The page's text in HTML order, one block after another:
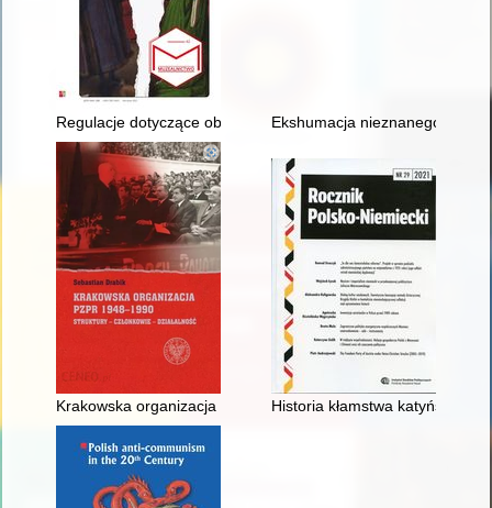
Regulacje dotyczące obrotu cywilnoprawnego w ustawie o
Ekshumacja nieznanego
Krakowska organizacja PZPR (1948-1990) : struktury -
Historia kłamstwa katyńskiego